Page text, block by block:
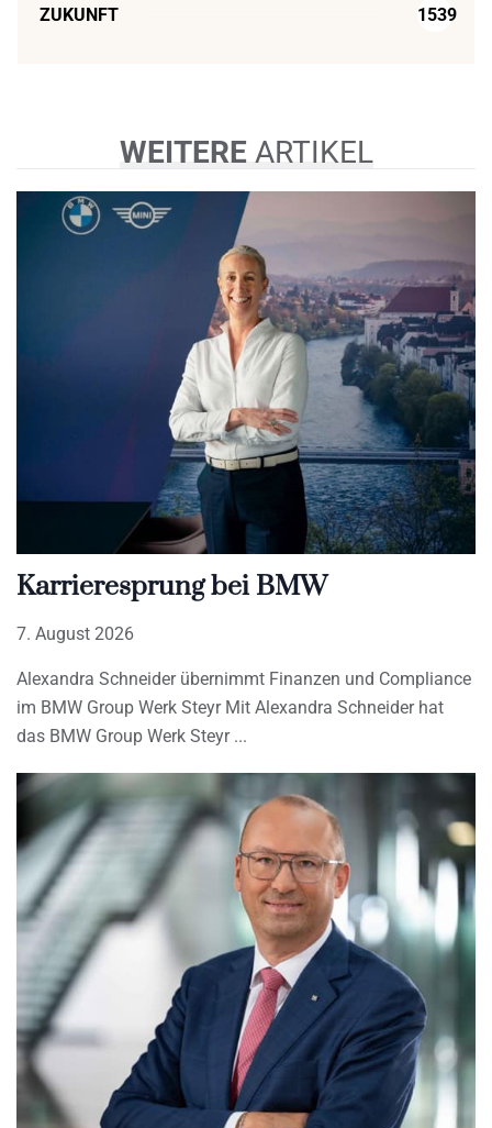
ZUKUNFT 1539
WEITEREARTIKEL
Karrieresprung bei BMW
7. August 2026
Alexandra Schneider übernimmt Finanzen und Compliance
im BMW Group Werk Steyr Mit Alexandra Schneider hat
das BMW Group Werk Steyr